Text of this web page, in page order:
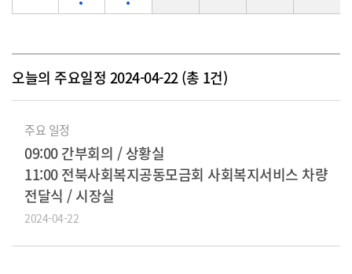
오늘의 주요일정 2024-04-22 (총 1건)
주요 일정
09:00 간부회의 / 상황실
11:00 전북사회복지공동모금회 사회복지서비스 차량
전달식 / 시장실
2024-04-22